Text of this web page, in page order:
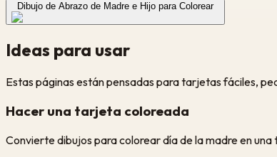
Dibujo de Abrazo de Madre e Hijo para Colorear
Ideas para usar
Estas páginas están pensadas para tarjetas fáciles,
Hacer una tarjeta coloreada
Convierte dibujos para colorear día de la madre en